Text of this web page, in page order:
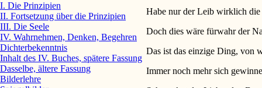
Habe nur der Leib wirklich
Doch dies wäre fürwahr der
Das ist das einzige Ding, von
Immer noch mehr sich
I. Die Prinzipien
II. Fortsetzung über die Prinzipien
III. Die Seele
IV. Wahrnehmen, Denken, Begehren
Dichterbekenntnis
Inhalt des IV. Buches, spätere Fassung
Dasselbe, ältere Fassung
Bilderlehre